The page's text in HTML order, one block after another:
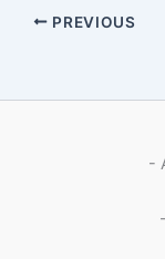
PREVIOUS
-